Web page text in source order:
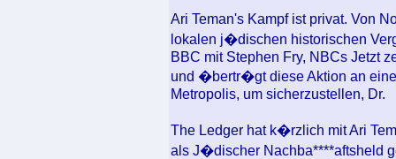
Ari Teman's Kampf ist privat. Von
lokalen j�dischen historischen
BBC mit Stephen Fry, NBCs Jetzt
und �bertr�gt diese Aktion an
Metropolis, um sicherzustellen, Dr.
The Ledger hat k�rzlich mit Ari
als J�discher Nachba****aftsheld